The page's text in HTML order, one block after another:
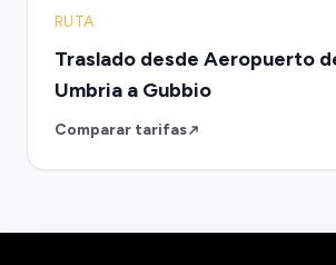
RUTA
Traslado desde Aeropuerto
Umbria a Gubbio
Comparar tarifas